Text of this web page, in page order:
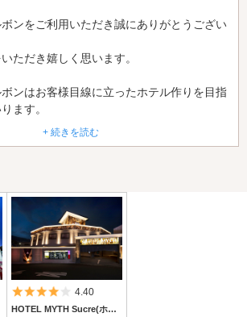
ンをご利用いただき誠にありがとうござい
ただき嬉しく思います。
ンはお客様目線に立ったホテル作りを目指
ます。
シャルボン支配
+ 続きを読む
5つ星のうち4
4.40
HOTEL MYTH Sucre(ホテル マイス シュクレ)